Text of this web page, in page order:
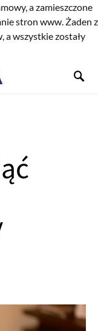
a zamieszczone
stron www. Żaden z
wszystkie zostały